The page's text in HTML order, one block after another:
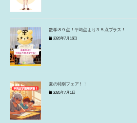
数学８９点！平均点より３５点プラス！
2026年7月16日
夏の特別フェア！！
2026年7月1日